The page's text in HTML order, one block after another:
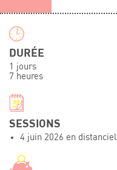
Événements
DURÉE
1 jours
7 heures
SESSIONS
4 juin 2026 en distanciel